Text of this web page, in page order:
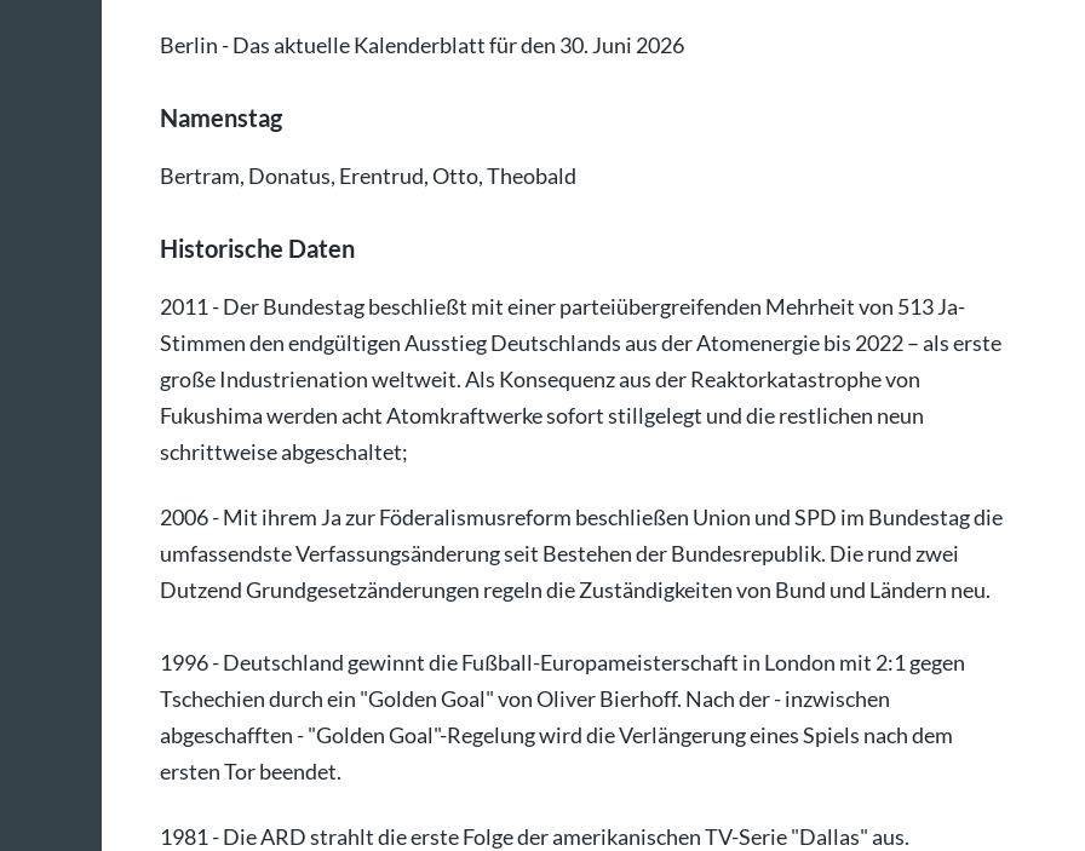
Berlin - Das aktuelle Kalenderblatt für den 30. Juni 2026
Namenstag
Bertram, Donatus, Erentrud, Otto, Theobald
Historische Daten
2011 - Der Bundestag beschließt mit einer parteiübergreifenden Mehrheit von 513 Ja-
Stimmen den endgültigen Ausstieg Deutschlands aus der Atomenergie bis 2022 – als erste
große Industrienation weltweit. Als Konsequenz aus der Reaktorkatastrophe von
Fukushima werden acht Atomkraftwerke sofort stillgelegt und die restlichen neun
schrittweise abgeschaltet;
2006 - Mit ihrem Ja zur Föderalismusreform beschließen Union und SPD im Bundestag die
umfassendste Verfassungsänderung seit Bestehen der Bundesrepublik. Die rund zwei
Dutzend Grundgesetzänderungen regeln die Zuständigkeiten von Bund und Ländern neu.
1996 - Deutschland gewinnt die Fußball-Europameisterschaft in London mit 2:1 gegen
Tschechien durch ein "Golden Goal" von Oliver Bierhoff. Nach der - inzwischen
abgeschafften - "Golden Goal"-Regelung wird die Verlängerung eines Spiels nach dem
ersten Tor beendet.
1981 - Die ARD strahlt die erste Folge der amerikanischen TV-Serie "Dallas" aus.